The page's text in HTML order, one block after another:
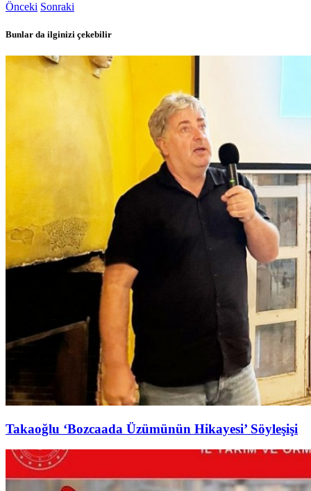
Önceki Sonraki
Bunlar da ilginizi çekebilir
Takaoğlu ‘Bozcaada Üzümünün Hikayesi’ Söyleşişi